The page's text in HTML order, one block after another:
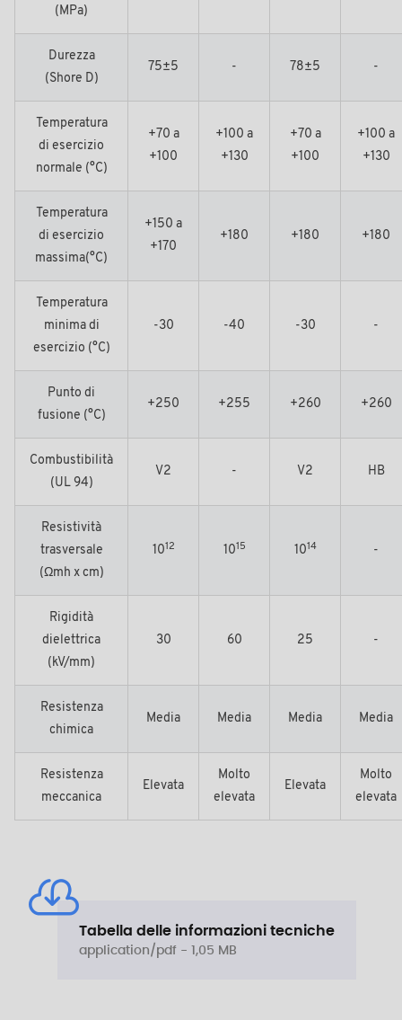
(MPa)
Durezza
(Shore D)
75±5 - 78±5 -
Temperatura
di esercizio
normale (°C)
+70 a
+100
+100 a
+130
+70 a
+100
+100 a
+130
Temperatura
di esercizio
massima(°C)
+150 a
+170
+180 +180 +180
Temperatura
minima di
esercizio (°C)
-30 -40 -30 -
Punto di
fusione (°C)
+250 +255 +260 +260
Combustibilità
(UL 94)
V2 - V2 HB
Resistività
trasversale
(Ωmh x cm)
1012 1015 1014 -
Rigidità
dielettrica
(kV/mm)
30 60 25 -
Resistenza
chimica
Media Media Media Media
Resistenza
meccanica
Elevata
Molto
elevata
Elevata
Molto
elevata
Tabella delle informazioni tecniche
application/pdf - 1,05 MB